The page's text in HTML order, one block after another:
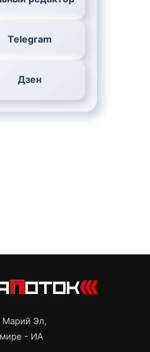
Telegram
Дзен
Эл,
мире - ИА